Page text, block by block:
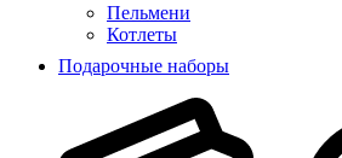
Пельмени
Котлеты
Подарочные наборы